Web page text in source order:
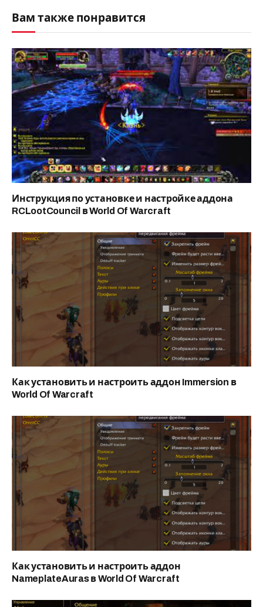
Вам также понравится
Инструкция по установке и настройке аддона
RCLootCouncil в World Of Warcraft
Как установить и настроить аддон Immersion в
World Of Warcraft
Как установить и настроить аддон
NameplateAuras в World Of Warcraft